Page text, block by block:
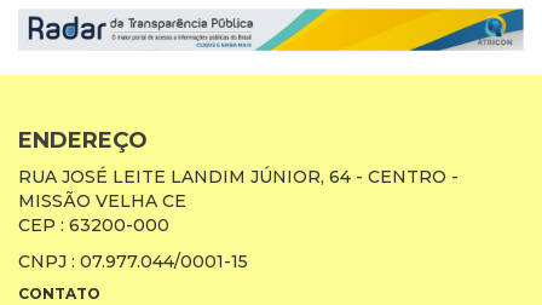
ENDEREÇO
RUA JOSÉ LEITE LANDIM JÚNIOR, 64 - CENTRO -
MISSÃO VELHA CE
CEP : 63200-000
CNPJ : 07.977.044/0001-15
CONTATO